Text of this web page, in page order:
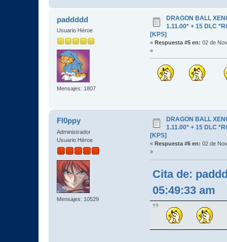
paddddd
Usuario Héroe
Mensajes: 1807
DRAGON BALL
1.11.00* + 15 DLC
[KPS]
« Respuesta #5 en: 02 de
»
Fl0ppy
Administrador
Usuario Héroe
Mensajes: 10529
DRAGON BALL
1.11.00* + 15 DLC
[KPS]
« Respuesta #6 en: 02 de
»
Cita de:
05:49:33 am